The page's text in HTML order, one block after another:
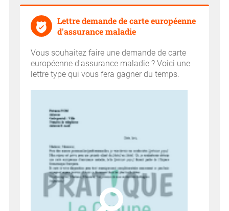
Lettre demande de carte européenne
d'assurance maladie
Vous souhaitez faire une demande de carte
européenne d'assurance maladie ? Voici une
lettre type qui vous fera gagner du temps.